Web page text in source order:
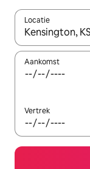
Locatie
Wanneer er
Aankomst
Vertrek